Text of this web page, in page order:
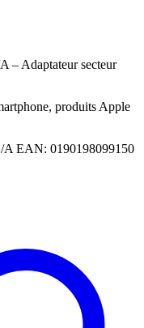
– Adaptateur secteur
produits Apple
A EAN: 0190198099150